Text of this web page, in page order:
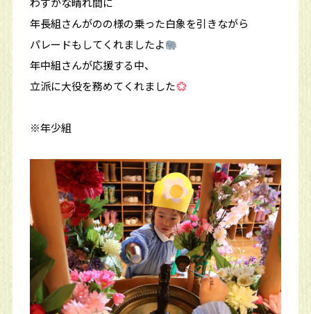
年長組さんがのの様の乗った白象を引きながら
パレードもしてくれましたよ
年中組さんが応援する中、
立派に大役を務めてくれました
※年少組